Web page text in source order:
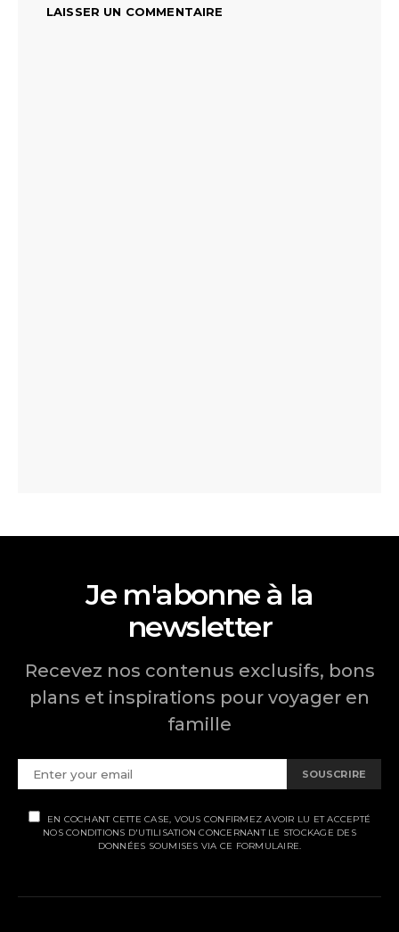
LAISSER UN COMMENTAIRE
Je m'abonne à la
newsletter
Recevez nos contenus exclusifs, bons
plans et inspirations pour voyager en
famille
SOUSCRIRE
EN COCHANT CETTE CASE, VOUS CONFIRMEZ AVOIR LU ET ACCEPTÉ
NOS CONDITIONS D'UTILISATION CONCERNANT LE STOCKAGE DES
DONNÉES SOUMISES VIA CE FORMULAIRE.